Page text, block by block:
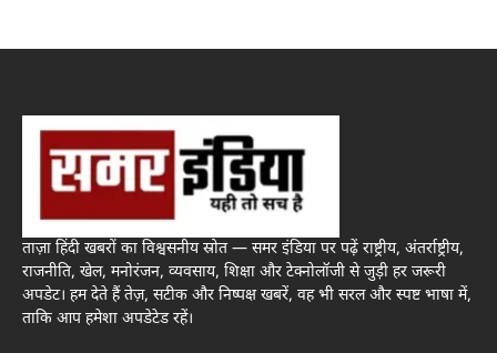
ताज़ा हिंदी खबरों का विश्वसनीय स्रोत — समर इंडिया पर पढ़ें राष्ट्रीय, अंतर्राष्ट्रीय,
राजनीति, खेल, मनोरंजन, व्यवसाय, शिक्षा और टेक्नोलॉजी से जुड़ी हर जरूरी
अपडेट। हम देते हैं तेज़, सटीक और निष्पक्ष खबरें, वह भी सरल और स्पष्ट भाषा में,
ताकि आप हमेशा अपडेटेड रहें।